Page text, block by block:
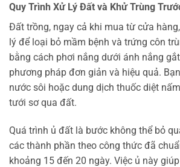
Quy Trình Xử Lý Đất và Khử Trùng
Đất trồng, ngay cả khi mua từ cửa
lý để loại bỏ mầm bệnh và trứng côn
bằng cách phơi nắng dưới ánh nắng
phương pháp đơn giản và hiệu quả.
nước sôi hoặc dung dịch thuốc diệt
tưới sơ qua đất.
Quá trình ủ đất là bước không thể bỏ
các thành phần theo công thức đã
khoảng 15 đến 20 ngày. Việc ủ này